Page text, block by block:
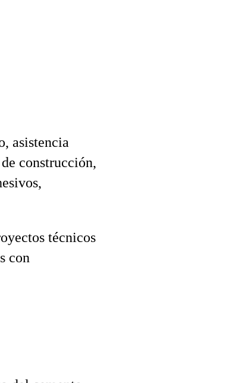
asistencia
construcción,
técnicos
con